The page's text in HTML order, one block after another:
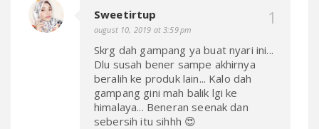
Sweetirtup
august 10, 2019 at 3:59 pm
Skrg dah gampang ya buat nyari ini...
Dlu susah bener sampe akhirnya
beralih ke produk lain... Kalo dah
gampang gini mah balik lgi ke
himalaya... Beneran seenak dan
sebersih itu sihhh 😍